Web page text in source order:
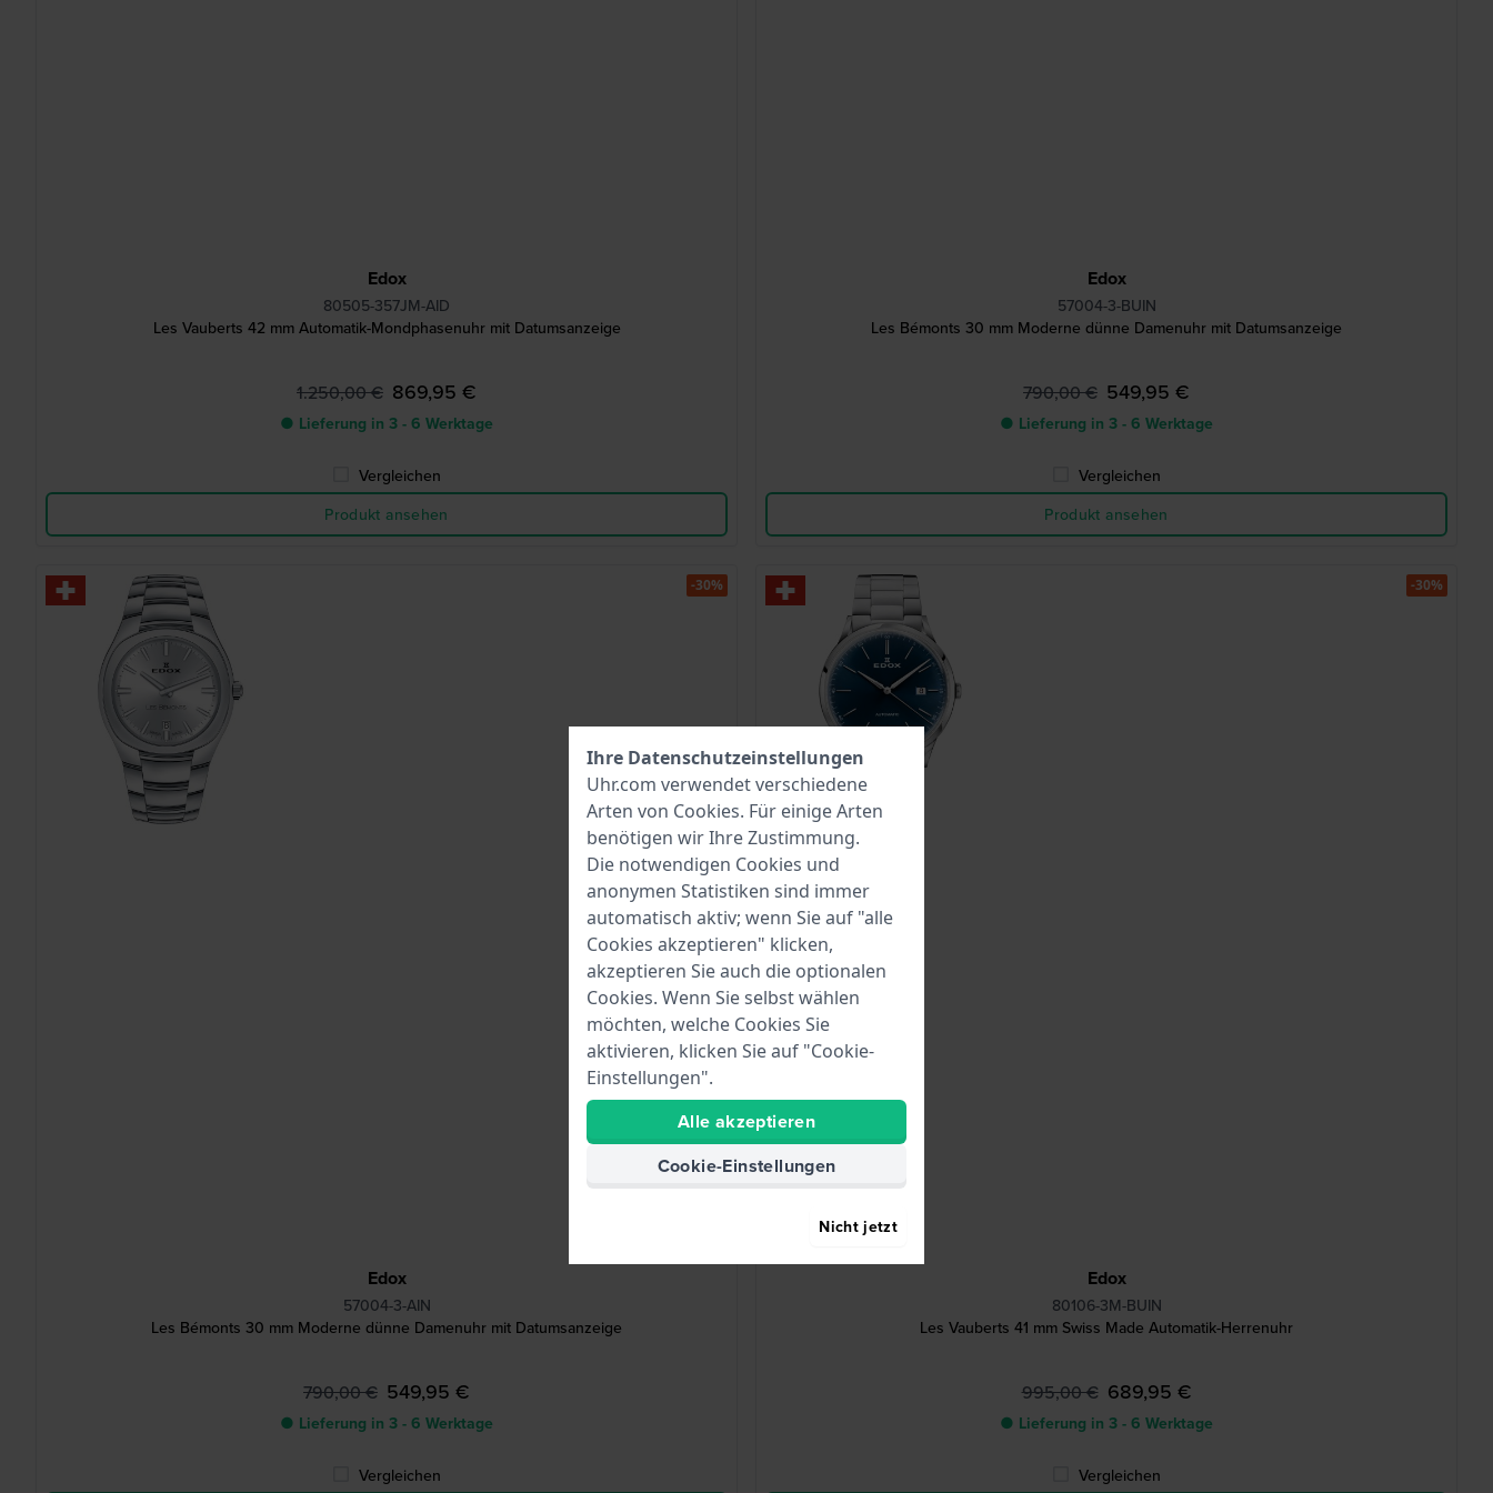
Edox
80505-357JM-AID
Les Vauberts 42 mm Automatik-Mondphasenuhr mit Datumsanzeige
1.250,00 € 869,95 €
● Lieferung in 3 - 6 Werktage
Vergleichen
Produkt ansehen
Edox
57004-3-BUIN
Les Bémonts 30 mm Moderne dünne Damenuhr mit Datumsanzeige
790,00 € 549,95 €
● Lieferung in 3 - 6 Werktage
Vergleichen
Produkt ansehen
Edox
57004-3-AIN
Les Bémonts 30 mm Moderne dünne Damenuhr mit Datumsanzeige
790,00 € 549,95 €
● Lieferung in 3 - 6 Werktage
Vergleichen
-30%
Edox
80106-3M-BUIN
Les Vauberts 41 mm Swiss Made Automatik-Herrenuhr
995,00 € 689,95 €
● Lieferung in 3 - 6 Werktage
Vergleichen
-30%
Ihre Datenschutzeinstellungen
Uhr.com verwendet verschiedene
Arten von Cookies. Für einige Arten
benötigen wir Ihre Zustimmung.
Die notwendigen Cookies und
anonymen Statistiken sind immer
automatisch aktiv; wenn Sie auf "alle
Cookies akzeptieren" klicken,
akzeptieren Sie auch die optionalen
Cookies. Wenn Sie selbst wählen
möchten, welche Cookies Sie
aktivieren, klicken Sie auf "Cookie-
Einstellungen".
Alle akzeptieren
Cookie-Einstellungen
Nicht jetzt